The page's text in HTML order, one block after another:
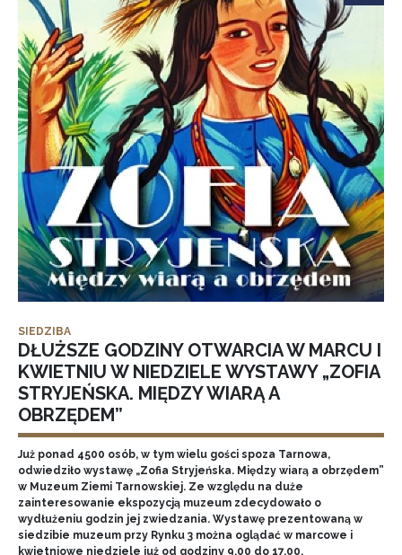
SIEDZIBA
DŁUŻSZE GODZINY OTWARCIA W MARCU I
KWIETNIU W NIEDZIELE WYSTAWY „ZOFIA
STRYJEŃSKA. MIĘDZY WIARĄ A
OBRZĘDEM”
Już ponad 4500 osób, w tym wielu gości spoza Tarnowa,
odwiedziło wystawę „Zofia Stryjeńska. Między wiarą a obrzędem”
w Muzeum Ziemi Tarnowskiej. Ze względu na duże
zainteresowanie ekspozycją muzeum zdecydowało o
wydłużeniu godzin jej zwiedzania. Wystawę prezentowaną w
siedzibie muzeum przy Rynku 3 można oglądać w marcowe i
kwietniowe niedziele już od godziny 9.00 do 17.00.